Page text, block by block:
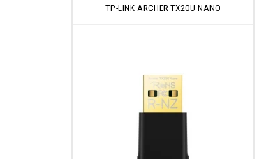
TP-LINK ARCHER TX20U NANO